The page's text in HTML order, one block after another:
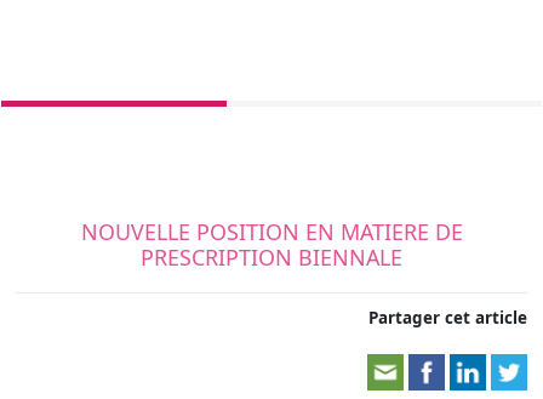
NOUVELLE POSITION EN MATIERE DE
PRESCRIPTION BIENNALE
Partager cet article